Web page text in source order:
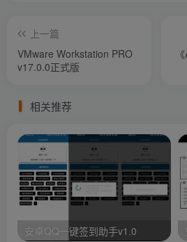
上一篇
VMware Workstation PRO
v17.0.0正式版
相关推荐
安卓QQ一键签到助手v1.0